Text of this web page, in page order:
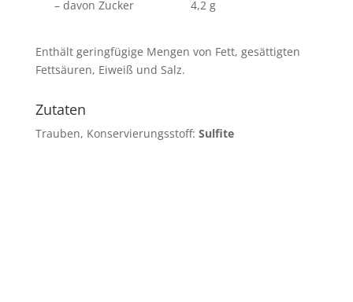
– davon Zucker
4,2 g
Enthält geringfügige Mengen von Fett, gesättigten
Fettsäuren, Eiweiß und Salz.
Zutaten
Trauben, Konservierungsstoff: Sulfite